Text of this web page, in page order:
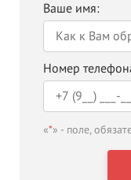
Ваше имя:
Номер
«*» - поле,